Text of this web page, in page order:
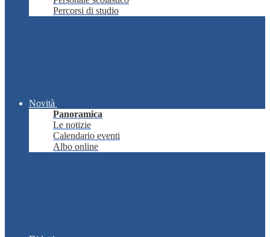
Percorsi di studio
Novità
Panoramica
Le notizie
Calendario eventi
Albo online